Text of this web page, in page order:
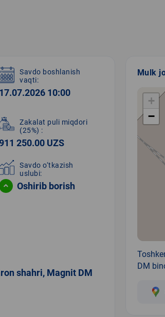
Savdo boshlanish
vaqti:
17.07.2026 10:00
Zakalat puli miqdori
(25%) :
250.00 UZS
Savdo o‘tkazish
uslubi:
Oshirib borish
shahri, Magnit DM
Mulk
+
−
DM